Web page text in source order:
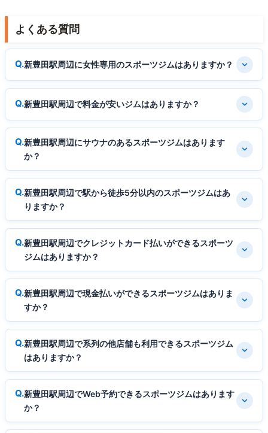
よくある質問
新豊田駅周辺に女性専用のスポーツジムはありますか？
新豊田駅周辺で料金が安いジムはありますか？
新豊田駅周辺にサウナのあるスポーツジムはあります
か？
新豊田駅周辺で駅から徒歩5分以内のスポーツジムはあ
りますか？
新豊田駅周辺でクレジットカード払いができるスポーツ
ジムはありますか？
新豊田駅周辺で現金払いができるスポーツジムはありま
すか？
新豊田駅周辺で系列の他店舗も利用できるスポーツジム
はありますか？
新豊田駅周辺でWeb予約できるスポーツジムはあります
か？